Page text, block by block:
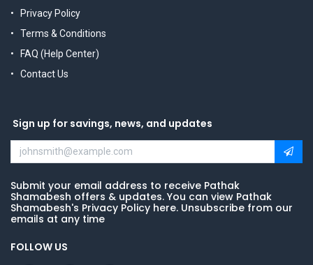
Privacy Policy
Terms & Conditions
FAQ (Help Center)
Contact Us
Sign up for savings, news, and updates
Submit your email address to receive Pathak
Shamabesh offers & updates. You can view Pathak
Shamabesh's Privacy Policy here. Unsubscribe from our
emails at any time
FOLLOW US